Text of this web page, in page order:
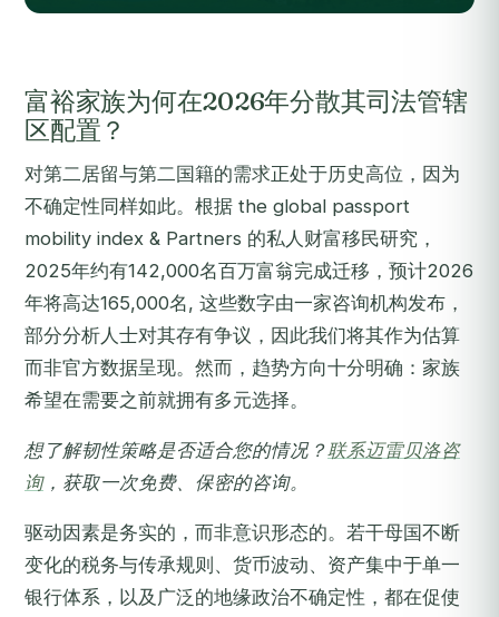
富裕家族为何在2026年分散其司法管辖
区配置？
对第二居留与第二国籍的需求正处于历史高位，因为
不确定性同样如此。根据 the global passport
mobility index & Partners 的私人财富移民研究，
2025年约有142,000名百万富翁完成迁移，预计2026
年将高达165,000名, 这些数字由一家咨询机构发布，
部分分析人士对其存有争议，因此我们将其作为估算
而非官方数据呈现。然而，趋势方向十分明确：家族
希望在需要之前就拥有多元选择。
想了解韧性策略是否适合您的情况？联系迈雷贝洛咨
询，获取一次免费、保密的咨询。
驱动因素是务实的，而非意识形态的。若干母国不断
变化的税务与传承规则、货币波动、资产集中于单一
银行体系，以及广泛的地缘政治不确定性，都在促使